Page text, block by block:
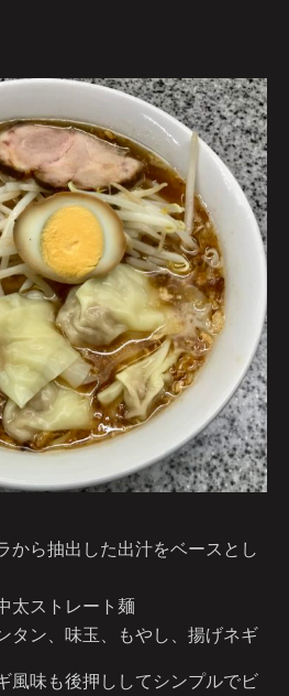
から抽出した出汁をベースとし
太ストレート麺
タン、味玉、もやし、揚げネギ
風味も後押ししてシンプルでビ